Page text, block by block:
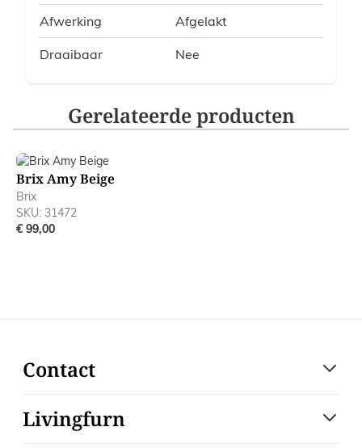
Afwerking Afgelakt
Draaibaar Nee
Gerelateerde producten
Navigating through the elements of the carousel is
Press to skip carousel
Brix Amy Beige
Brix
SKU: 31472
€ 99,00
Contact
Livingfurn